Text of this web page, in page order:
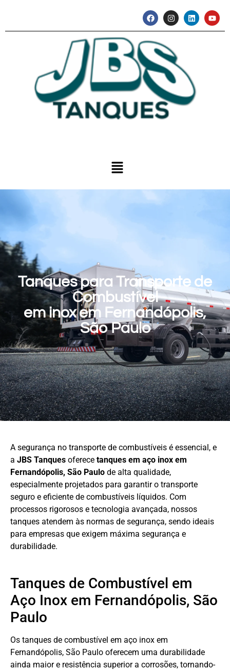
Tanques para Transporte de
Combustível
em inox em Fernandópolis,
São Paulo
A segurança no transporte de combustíveis é essencial, e
a JBS Tanques oferece tanques em aço inox em
Fernandópolis, São Paulo de alta qualidade,
especialmente projetados para garantir o transporte
seguro e eficiente de combustíveis líquidos. Com
processos rigorosos e tecnologia avançada, nossos
tanques atendem às normas de segurança, sendo ideais
para empresas que exigem máxima segurança e
durabilidade.
Tanques de Combustível em
Aço Inox em Fernandópolis, São
Paulo
Os tanques de combustível em aço inox em
Fernandópolis, São Paulo oferecem uma durabilidade
ainda maior e resistência superior a corrosões, tornando-